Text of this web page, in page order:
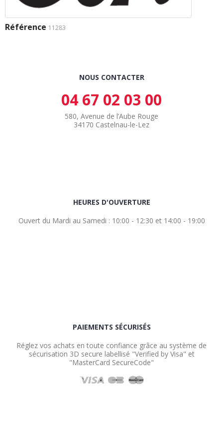
Référence 11283
NOUS CONTACTER
04 67 02 03 00
580, Avenue de l’Aube Rouge
34170 Castelnau-le-Lez
HEURES D'OUVERTURE
Ouvert du Mardi au Samedi : 10:00 - 12:30 et 14:00 - 19:00
PAIEMENTS SÉCURISÉS
Réglez vos achats en toute confiance grâce au système de
sécurisation 3D secure labellisé "Verified by Visa" et
"MasterCard SecureCode"